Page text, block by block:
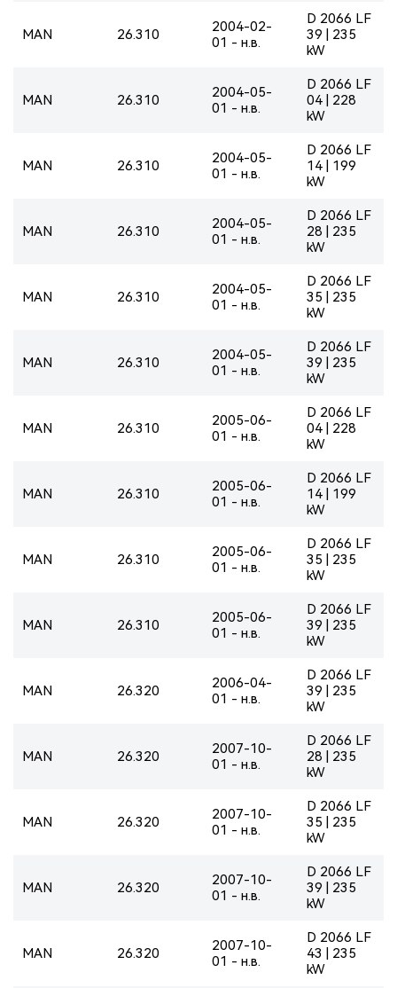
MAN 26.310
2004-02-
01 - н.в.
D 2066 LF
39 | 235
kW
MAN 26.310
2004-05-
01 - н.в.
D 2066 LF
04 | 228
kW
MAN 26.310
2004-05-
01 - н.в.
D 2066 LF
14 | 199
kW
MAN 26.310
2004-05-
01 - н.в.
D 2066 LF
28 | 235
kW
MAN 26.310
2004-05-
01 - н.в.
D 2066 LF
35 | 235
kW
MAN 26.310
2004-05-
01 - н.в.
D 2066 LF
39 | 235
kW
MAN 26.310
2005-06-
01 - н.в.
D 2066 LF
04 | 228
kW
MAN 26.310
2005-06-
01 - н.в.
D 2066 LF
14 | 199
kW
MAN 26.310
2005-06-
01 - н.в.
D 2066 LF
35 | 235
kW
MAN 26.310
2005-06-
01 - н.в.
D 2066 LF
39 | 235
kW
MAN 26.320
2006-04-
01 - н.в.
D 2066 LF
39 | 235
kW
MAN 26.320
2007-10-
01 - н.в.
D 2066 LF
28 | 235
kW
MAN 26.320
2007-10-
01 - н.в.
D 2066 LF
35 | 235
kW
MAN 26.320
2007-10-
01 - н.в.
D 2066 LF
39 | 235
kW
MAN 26.320
2007-10-
01 - н.в.
D 2066 LF
43 | 235
kW